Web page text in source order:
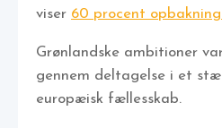
viser 60 procent
Grønlandske ambitioner
gennem deltagelse i et
europæisk fællesskab.